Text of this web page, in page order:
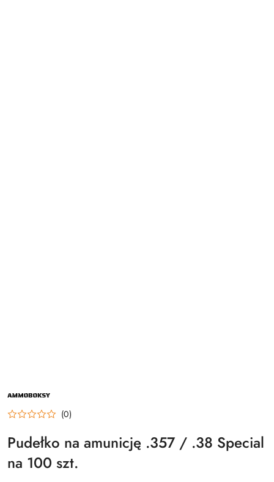
NAZWA
PRODUCENTA:
AMMOBOKSY (0)
Pudełko na amunicję .357 / .38 Special
na 100 szt.